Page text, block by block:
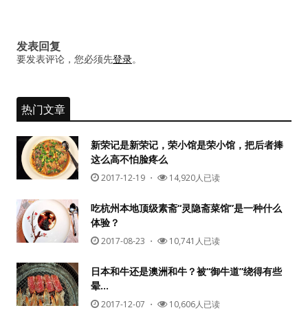
发表回复
要发表评论，您必须先登录。
热门文章
新荣记是新荣记，荣小馆是荣小馆，把后者捧
这么高不怕脸疼么
2017-12-19 ・ 14,920人已读
吃杭州本地顶级素斋“灵隐斋菜馆”是一种什么
体验？
2017-08-23 ・ 10,741人已读
日本和牛还是澳洲和牛？被“御牛道”绕得有些
晕…
2017-12-07 ・ 10,606人已读